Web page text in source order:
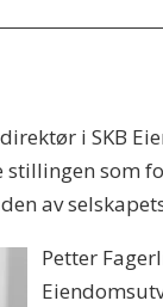
i SKB
som
av
Petter